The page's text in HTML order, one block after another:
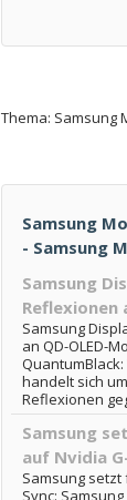
Thema: Samsung
Samsung
- Samsung
Samsung
Reflexionen
Samsung
an QD-OLED-
handelt sich
Reflexionen
Samsung
auf Nvidia
Samsung setzt
Sync: